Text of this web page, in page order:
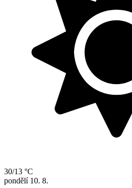
30/13 °C
pondělí 10. 8.